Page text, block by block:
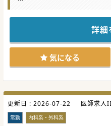
患者様が来院される厚い信
若い世代に多い炎症性腸疾
など、幅広い症例を経験で
治験や臨床研究・製造販売
鑽したい方におすすめです。
#秋入職可
詳細
気になる
更新日 : 2026-07-22 医師求人
常勤 内科系・外科系